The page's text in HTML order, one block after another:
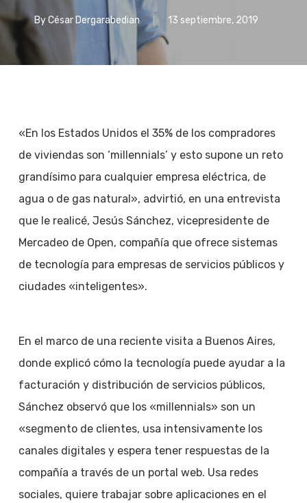
By César Dergarabedian 13 septiembre, 2019
«En los Estados Unidos el 35% de los compradores
de viviendas son ‘millennials’ y esto supone un reto
grandísimo para cualquier empresa eléctrica, de
agua o de gas natural», advirtió, en una entrevista
que le realicé, Jesús Sánchez, vicepresidente de
Mercadeo de Open, compañía que ofrece sistemas
de tecnología para empresas de servicios públicos y
ciudades «inteligentes».
En el marco de una reciente visita a Buenos Aires,
donde explicó cómo la tecnología puede ayudar a la
facturación y distribución de servicios públicos,
Sánchez observó que los «millennials» son un
«segmento de clientes, usa intensivamente los
canales digitales y espera tener respuestas de la
compañía a través de un portal web. Usa redes
sociales, quiere trabajar sobre aplicaciones en el